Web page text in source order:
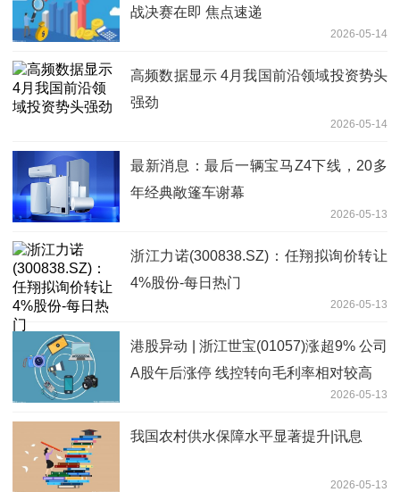
战决赛在即 焦点速递
2026-05-14
高频数据显示 4月我国前沿领域投资势头
强劲
2026-05-14
最新消息：最后一辆宝马Z4下线，20多
年经典敞篷车谢幕
2026-05-13
浙江力诺(300838.SZ)：任翔拟询价转让
4%股份-每日热门
2026-05-13
港股异动 | 浙江世宝(01057)涨超9% 公司
A股午后涨停 线控转向毛利率相对较高
2026-05-13
我国农村供水保障水平显著提升|讯息
2026-05-13